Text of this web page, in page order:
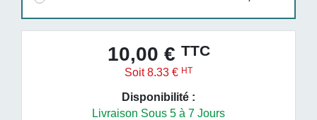
10,00 € TTC
Soit 8.33 € HT
Disponibilité :
Livraison Sous 5 à 7 Jours